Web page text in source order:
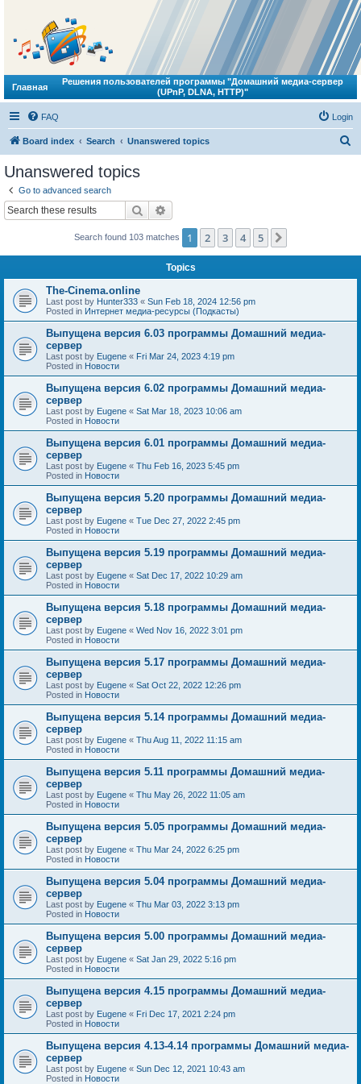
Главная
Решения пользователей программы "Домашний медиа-сервер
(UPnP, DLNA, HTTP)"
FAQ Login
Board index Search Unanswered topics
Unanswered topics
Go to advanced search
Search
Search found 103 matches 1 2 3 4 5
Topics
The-Cinema.online
Last post by Hunter333 « Sun Feb 18, 2024 12:56 pm
Posted in Интернет медиа-ресурсы (Подкасты)
Выпущена версия 6.03 программы Домашний медиа-
сервер
Last post by Eugene « Fri Mar 24, 2023 4:19 pm
Posted in Новости
Выпущена версия 6.02 программы Домашний медиа-
сервер
Last post by Eugene « Sat Mar 18, 2023 10:06 am
Posted in Новости
Выпущена версия 6.01 программы Домашний медиа-
сервер
Last post by Eugene « Thu Feb 16, 2023 5:45 pm
Posted in Новости
Выпущена версия 5.20 программы Домашний медиа-
сервер
Last post by Eugene « Tue Dec 27, 2022 2:45 pm
Posted in Новости
Выпущена версия 5.19 программы Домашний медиа-
сервер
Last post by Eugene « Sat Dec 17, 2022 10:29 am
Posted in Новости
Выпущена версия 5.18 программы Домашний медиа-
сервер
Last post by Eugene « Wed Nov 16, 2022 3:01 pm
Posted in Новости
Выпущена версия 5.17 программы Домашний медиа-
сервер
Last post by Eugene « Sat Oct 22, 2022 12:26 pm
Posted in Новости
Выпущена версия 5.14 программы Домашний медиа-
сервер
Last post by Eugene « Thu Aug 11, 2022 11:15 am
Posted in Новости
Выпущена версия 5.11 программы Домашний медиа-
сервер
Last post by Eugene « Thu May 26, 2022 11:05 am
Posted in Новости
Выпущена версия 5.05 программы Домашний медиа-
сервер
Last post by Eugene « Thu Mar 24, 2022 6:25 pm
Posted in Новости
Выпущена версия 5.04 программы Домашний медиа-
сервер
Last post by Eugene « Thu Mar 03, 2022 3:13 pm
Posted in Новости
Выпущена версия 5.00 программы Домашний медиа-
сервер
Last post by Eugene « Sat Jan 29, 2022 5:16 pm
Posted in Новости
Выпущена версия 4.15 программы Домашний медиа-
сервер
Last post by Eugene « Fri Dec 17, 2021 2:24 pm
Posted in Новости
Выпущена версия 4.13-4.14 программы Домашний медиа-
сервер
Last post by Eugene « Sun Dec 12, 2021 10:43 am
Posted in Новости